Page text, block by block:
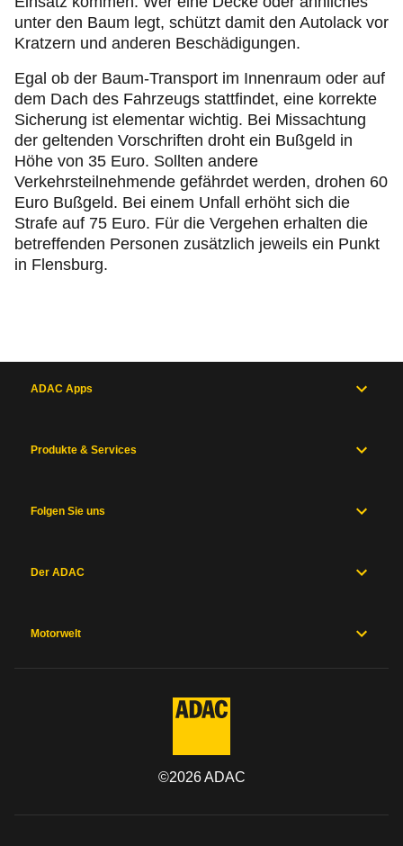
unter den Baum legt, schützt damit den Autolack vor
Kratzern und anderen Beschädigungen.
Egal ob der Baum-Transport im Innenraum oder auf
dem Dach des Fahrzeugs stattfindet, eine korrekte
Sicherung ist elementar wichtig. Bei Missachtung
der geltenden Vorschriften droht ein Bußgeld in
Höhe von 35 Euro. Sollten andere
Verkehrsteilnehmende gefährdet werden, drohen 60
Euro Bußgeld. Bei einem Unfall erhöht sich die
Strafe auf 75 Euro. Für die Vergehen erhalten die
betreffenden Personen zusätzlich jeweils ein Punkt
in Flensburg.
ADAC Apps
Produkte & Services
Folgen Sie uns
Der ADAC
Motorwelt
©2026ADAC